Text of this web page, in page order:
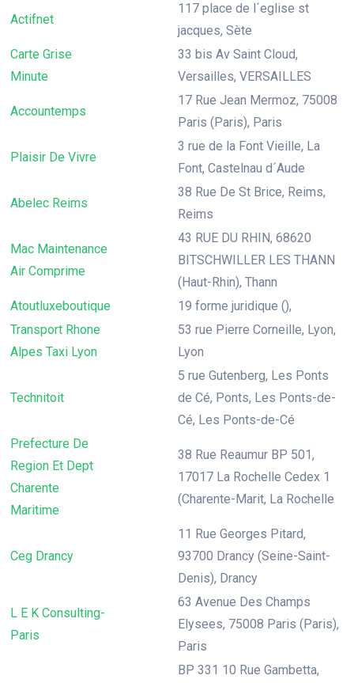
Actifnet
117 place de l´eglise st
jacques, Sète
Carte Grise
Minute
33 bis Av Saint Cloud,
Versailles, VERSAILLES
Accountemps
17 Rue Jean Mermoz, 75008
Paris (Paris), Paris
Plaisir De Vivre
3 rue de la Font Vieille, La
Font, Castelnau d´Aude
Abelec Reims
38 Rue De St Brice, Reims,
Reims
Mac Maintenance
Air Comprime
43 RUE DU RHIN, 68620
BITSCHWILLER LES THANN
(Haut-Rhin), Thann
Atoutluxeboutique
19 forme juridique (),
Transport Rhone
Alpes Taxi Lyon
53 rue Pierre Corneille, Lyon,
Lyon
Technitoit
5 rue Gutenberg, Les Ponts
de Cé, Ponts, Les Ponts-de-
Cé, Les Ponts-de-Cé
Prefecture De
Region Et Dept
Charente
Maritime
38 Rue Reaumur BP 501,
17017 La Rochelle Cedex 1
(Charente-Marit, La Rochelle
Ceg Drancy
11 Rue Georges Pitard,
93700 Drancy (Seine-Saint-
Denis), Drancy
L E K Consulting-
Paris
63 Avenue Des Champs
Elysees, 75008 Paris (Paris),
Paris
BP 331 10 Rue Gambetta,